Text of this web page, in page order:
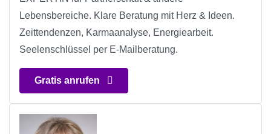
Lebensbereiche. Klare Beratung mit Herz & Ideen.
Zeittendenzen, Karmaanalyse, Energiearbeit.
Seelenschlüssel per E-Mailberatung.
Gratis anrufen